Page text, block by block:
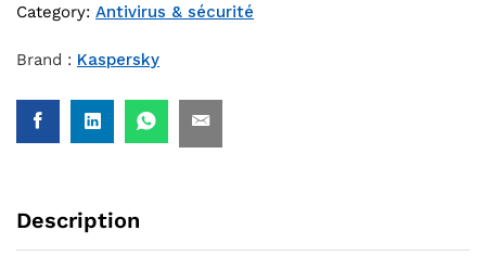
Category: Antivirus & sécurité
Brand : Kaspersky
Description